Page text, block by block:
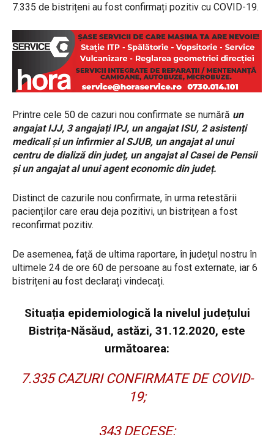
7.335 de bistrițeni au fost confirmați pozitiv cu COVID-19.
Printre cele 50 de cazuri nou confirmate se numără un
angajat IJJ, 3 angajați IPJ, un angajat ISU, 2 asistenți
medicali și un infirmier al SJUB, un angajat al unui
centru de dializă din județ, un angajat al Casei de Pensii
și un angajat al unui agent economic din județ.
Distinct de cazurile nou confirmate, în urma retestării
pacienților care erau deja pozitivi, un bistrițean a fost
reconfirmat pozitiv.
De asemenea, față de ultima raportare, în județul nostru în
ultimele 24 de ore 60 de persoane au fost externate, iar 6
bistrițeni au fost declarați vindecați.
Situația epidemiologică la nivelul județului
Bistrița-Năsăud, astăzi, 31.12.2020, este
următoarea:
7.335 CAZURI CONFIRMATE DE COVID-
19;
343 DECESE;